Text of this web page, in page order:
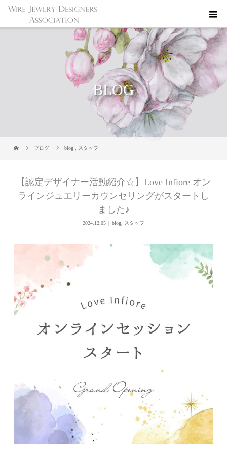
BLOG
ブログ blog スタッフ
【認定デザイナー活動紹介☆】Love Infiore オン
ラインジュエリーカウンセリングがスタートし
ました♪
2024.12.05 blog, スタッフ